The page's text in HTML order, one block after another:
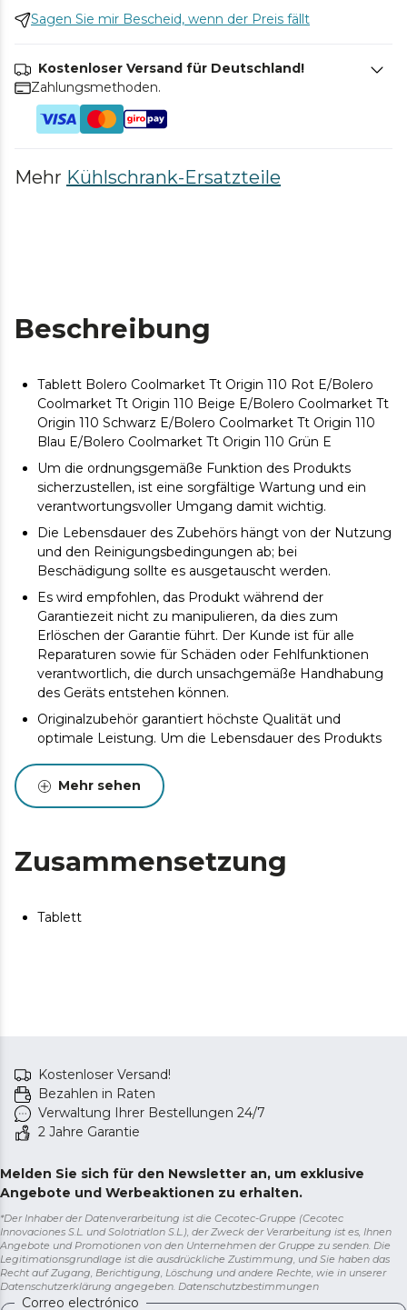
Sagen Sie mir Bescheid, wenn der Preis fällt
Kostenloser Versand für Deutschland!
Zahlungsmethoden.
Mehr Kühlschrank-Ersatzteile
Beschreibung
Tablett Bolero Coolmarket Tt Origin 110 Rot E/Bolero
Coolmarket Tt Origin 110 Beige E/Bolero Coolmarket Tt
Origin 110 Schwarz E/Bolero Coolmarket Tt Origin 110
Blau E/Bolero Coolmarket Tt Origin 110 Grün E
Um die ordnungsgemäße Funktion des Produkts
sicherzustellen, ist eine sorgfältige Wartung und ein
verantwortungsvoller Umgang damit wichtig.
Die Lebensdauer des Zubehörs hängt von der Nutzung
und den Reinigungsbedingungen ab; bei
Beschädigung sollte es ausgetauscht werden.
Es wird empfohlen, das Produkt während der
Garantiezeit nicht zu manipulieren, da dies zum
Erlöschen der Garantie führt. Der Kunde ist für alle
Reparaturen sowie für Schäden oder Fehlfunktionen
verantwortlich, die durch unsachgemäße Handhabung
des Geräts entstehen können.
Originalzubehör garantiert höchste Qualität und
optimale Leistung. Um die Lebensdauer des Produkts
Mehr sehen
Zusammensetzung
Tablett
Kostenloser Versand!
Bezahlen in Raten
Verwaltung Ihrer Bestellungen 24/7
2 Jahre Garantie
Melden Sie sich für den Newsletter an, um exklusive
Angebote und Werbeaktionen zu erhalten.
*Der Inhaber der Datenverarbeitung ist die Cecotec-Gruppe (Cecotec
Innovaciones S.L. und Solotriatlon S.L.), der Zweck der Verarbeitung ist es, Ihnen
Angebote und Promotionen von den Unternehmen der Gruppe zu senden. Die
Legitimationsgrundlage ist die ausdrückliche Zustimmung, und Sie haben das
Recht auf Zugang, Berichtigung, Löschung und andere Rechte, wie in unserer
Datenschutzerklärung angegeben. Datenschutzbestimmungen
Correo electrónico